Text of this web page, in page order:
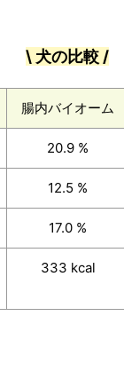
\ 犬の比較 /
腸内バイオーム
20.9 %
12.5 %
17.0 %
333 kcal